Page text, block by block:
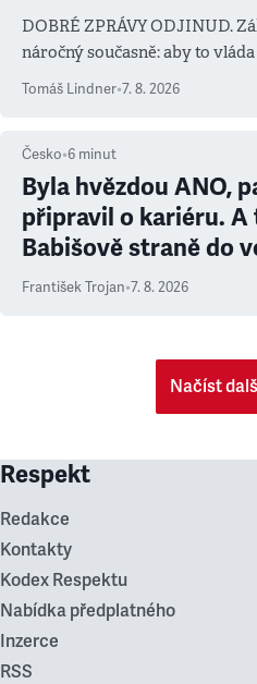
DOBRÉ ZPRÁVY ODJINUD.
náročný současně: aby to
prioritu
Tomáš Lindner•7. 8. 2026
Česko•6 minut
Byla hvězdou ANO,
připravil o kariéru.
Babišově straně do
František Trojan•7. 8. 2026
Načíst
Respekt
Redakce
Kontakty
Kodex Respektu
Nabídka předplatného
Inzerce
RSS